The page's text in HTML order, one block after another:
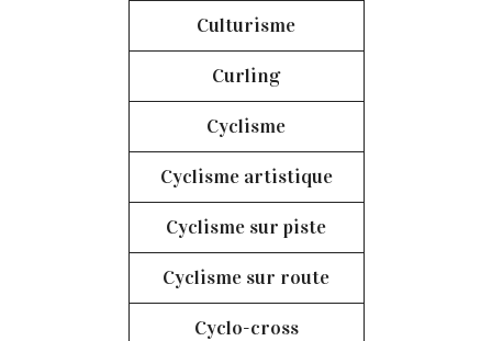
Culturisme
Curling
Cyclisme
Cyclisme artistique
Cyclisme sur piste
Cyclisme sur route
Cyclo-cross